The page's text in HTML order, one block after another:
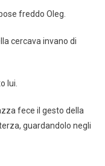
freddo Oleg.
cercava invano di
lui.
fece il gesto della
guardandolo negli